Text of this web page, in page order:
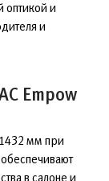
оптикой и
и
Empow
мм при
в салоне и